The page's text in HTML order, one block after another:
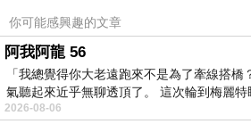
帶動下，艱辛的在二度延長賽
風城大軍，終結這波隊史次長
月份團隊第3勝。
你可能感興趣的文章
阿我阿龍 56
「我總覺得你大老遠跑來不是為了牽線搭
氣聽起來近乎無聊透頂了。 這次輪到梅麗特
2026-08-06